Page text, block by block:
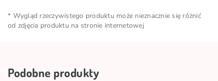
barwniki (koncentrat warzywny, E160c). Może
zawierać SOJĘ.
węglowodany – 61,0g, w tym cukry – 6,6g; błonnik –
1,1g; białko – 5,4g; sól – 1,70g.
Ilość netto 0.13 KG
Marka CHEETOS
* Wygląd rzeczywistego produktu może nieznacznie się różnić
od zdjęcia produktu na stronie internetowej
Podobne produkty